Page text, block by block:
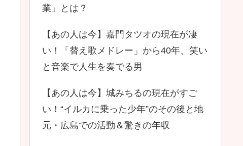
業」とは？
【あの人は今】嘉門タツオの現在が凄
い！「替え歌メドレー」から40年、笑い
と音楽で人生を奏でる男
【あの人は今】城みちるの現在がすご
い！“イルカに乗った少年”のその後と地
元・広島での活動＆驚きの年収